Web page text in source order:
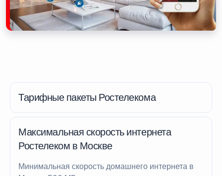
Тарифные пакеты Ростелекома
Максимальная скорость интернета
Ростелеком в Москве
Минимальная скорость домашнего интернета в